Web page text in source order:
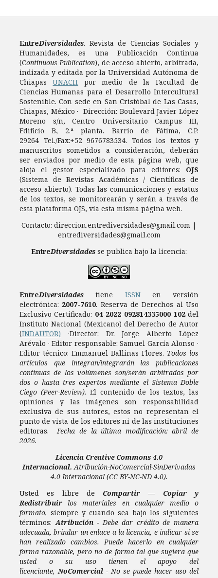
EntreDiversidades. Revista de Ciencias Sociales y
Humanidades, es una Publicación Continua
(Continuous Publication), de acceso abierto, arbitrada,
indizada y editada por la Universidad Autónoma de
ChiapasUNACH por medio de la Facultad de
Ciencias Humanas para el Desarrollo Intercultural
Sostenible. Con sede en San Cristóbal de Las Casas,
Chiapas, México · Dirección: Boulevard Javier López
Moreno s/n, Centro Universitario Campus III,
Edificio B, 2.ª planta. Barrio de Fátima, C.P.
29264 Tel./Fax:+52 9676783534. Todos los textos y
manuscritos sometidos a consideración, deberán
ser enviados por medio de esta página web, que
aloja el gestor especializado para editores: OJS
(Sistema de Revistas Académicas / Científicas de
acceso-abierto). Todas las comunicaciones y estatus
de los textos, se monitorearán y serán a través de
esta plataforma OJS, vía esta misma página web.
Contacto: direccion.entrediversidades@gmail.com |
entrediversidades@gmail.com
EntreDiversidades se publica bajo la licencia:
EntreDiversidades tiene ISSNen versión
electrónica: 2007-7610. Reserva de Derechos al Uso
Exclusivo Certificado: 04-2022-092814335000-102del
Instituto Nacional (Mexicano) del Derecho de Autor
(INDAUTOR) ·Director: Dr. Jorge Alberto López
Arévalo · Editor responsable: Samuel García Alonso ·
Editor técnico: Emmanuel Ballinas Flores. Todos los
artículos que integran/integrarán las publicaciones
continuas de los volúmenes son/serán arbitrados por
dos o hasta tres expertos mediante el Sistema Doble
Ciego (Peer-Review). El contenido de los textos, las
opiniones y las imágenes son responsabilidad
exclusiva de sus autores, estos no representan el
punto de vista de los editores ni de las instituciones
editoras. Fecha de la última modificación: abril de
2026.
Licencia Creative Commons 4.0
Internacional.Atribución-NoComercial-SinDerivadas
4.0 Internacional(CC BY-NC-ND 4.0).
Usted es libre de Compartir — Copiar y
Redistribuir los materiales en cualquier medio o
formato, siempre y cuando sea bajo los siguientes
términos:Atribución- Debe dar crédito de manera
adecuada, brindar un enlace a la licencia, e indicar si se
han realizado cambios. Puede hacerlo en cualquier
forma razonable, pero no de forma tal que sugiera que
usted o su uso tienen el apoyo del
licenciante,NoComercial - No se puede hacer uso del